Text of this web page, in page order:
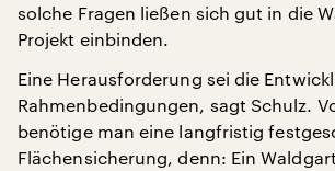
solche Fragen ließen sich gut in die
Projekt einbinden.
Eine Herausforderung sei die
Rahmenbedingungen, sagt Schulz.
benötige man eine langfristig
Flächensicherung, denn: Ein